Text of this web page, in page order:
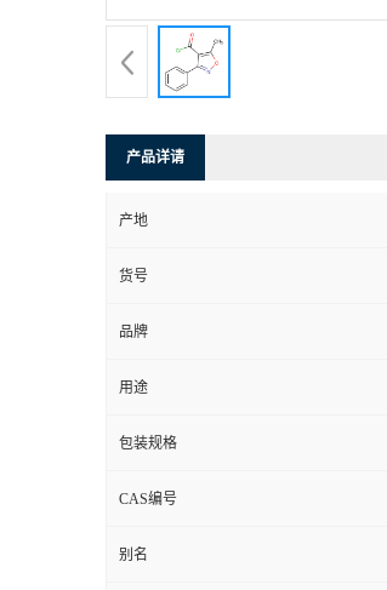
产品详请
产地
货号
品牌
用途
包装规格
CAS编号
别名